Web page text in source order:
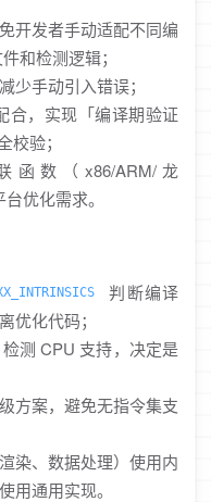
开发者手动适配不同编
和检测逻辑；
少手动引入错误；
合，实现「编译期验证
验；
数（x86/ARM/龙
优化需求。
判断编译
优化代码；
检测 CPU 支持，决定是
方案，避免无指令集支
染、数据处理）使用内
用通用实现。